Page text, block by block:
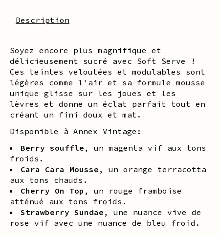
Description
Soyez encore plus magnifique et
délicieusement sucré avec Soft Serve !
Ces teintes veloutées et modulables sont
légères comme l'air et sa formule mousse
unique glisse sur les joues et les
lèvres et donne un éclat parfait tout en
créant un fini doux et mat.
Disponible à Annex Vintage:
Berry souffle , un magenta vif aux tons
froids.
Cara Cara Mousse , un orange terracotta
aux tons chauds.
Cherry On Top , un rouge framboise
atténué aux tons froids.
Strawberry Sundae , une nuance vive de
rose vif avec une nuance de bleu froid.